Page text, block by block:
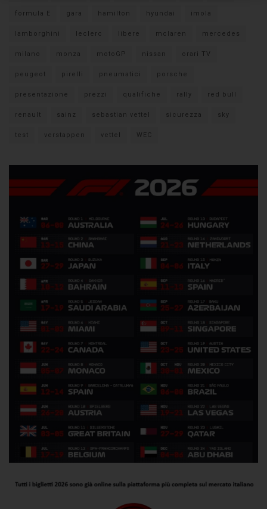
formula E gara hamilton hyundai imola
lamborghini leclerc libere mclaren mercedes
milano monza motoGP nissan orari TV
peugeot pirelli pneumatici porsche
presentazione prezzi qualifiche rally red bull
renault sainz sebastian vettel sicurezza sky
test verstappen vettel WEC